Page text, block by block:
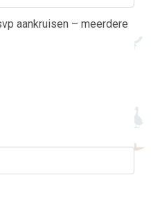
aankruisen – meerdere